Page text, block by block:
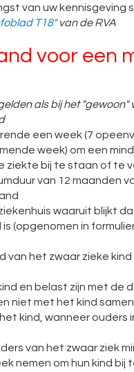
van uw kennisgeving
T18"van de RVA
voor een
als bij het "gewoon"
een week (7
week) om een
ziekte bij te staan of te
van 12 maanden
waaruit blijkt
(opgenomen in
van het zwaar zieke
en belast zijn met de
niet met het kind
kind, wanneer ouders
van het zwaar ziek
nemen om hun kind bij